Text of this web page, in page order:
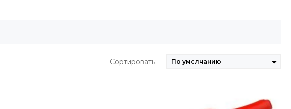
Сортировать: